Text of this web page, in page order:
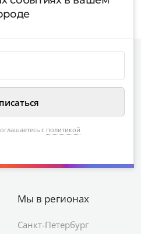
с политикой
Мы в регионах
Санкт-Петербург